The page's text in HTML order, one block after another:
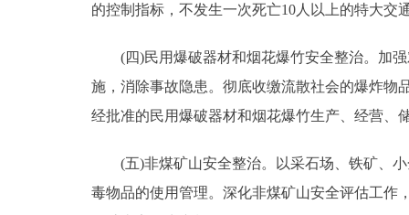
DEUTSCH
的控制指标，不发生一次死亡10人以上的特大交
(四)民用爆破器材和烟花爆竹安全整治。加强
施，消除事故隐患。彻底收缴流散社会的爆炸物
经批准的民用爆破器材和烟花爆竹生产、经营、
(五)非煤矿山安全整治。以采石场、铁矿、小
毒物品的使用管理。深化非煤矿山安全评估工作